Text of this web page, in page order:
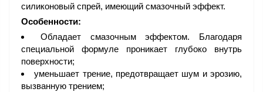
силиконовый спрей, имеющий смазочный эффект.
Особенности:
Обладает смазочным эффектом. Благодаря
специальной формуле проникает глубоко внутрь
поверхности;
уменьшает трение, предотвращает шум и эрозию,
вызванную трением;